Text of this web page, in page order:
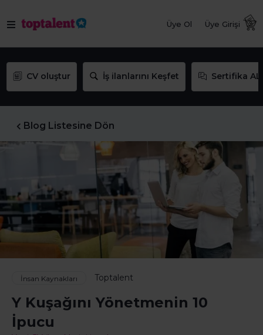
Üye Ol Üye Girişi
CV oluştur İş ilanlarını Keşfet Sertifika AL
Blog Listesine Dön
İnsan Kaynakları Toptalent
Y Kuşağını Yönetmenin 10
İpucu